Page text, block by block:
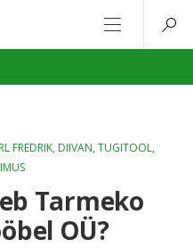
FREDRIK, DIIVAN, TUGITOOL,
Tarmeko
OÜ?